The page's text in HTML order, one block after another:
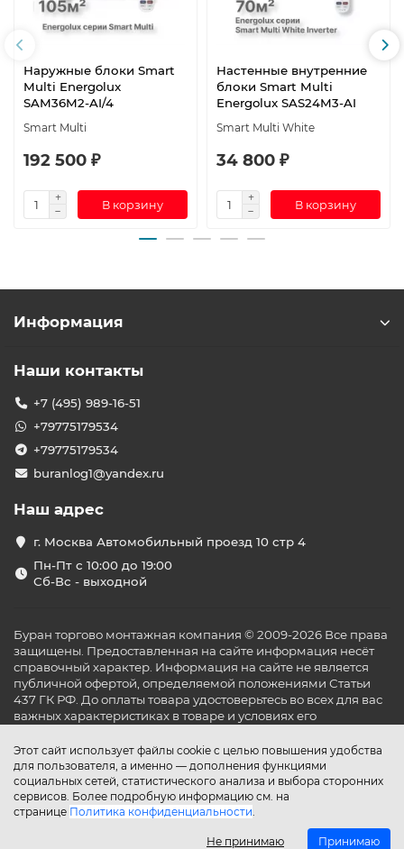
Наружные блоки Smart
Multi Energolux
SAM36M2-AI/4
Smart Multi
192 500 ₽
В корзину
Настенные внутренние
блоки Smart Multi
Energolux SAS24M3-AI
Smart Multi White
34 800 ₽
В корзину
Этот сайт использует файлы cookie с целью повышения удобства
для пользователя, а именно — дополнения функциями
социальных сетей, статистического анализа и выбора сторонних
сервисов. Более подробную информацию см. на
странице Политика конфиденциальности.
Не принимаю Принимаю
Информация
Наши контакты
+7 (495) 989-16-51
+79775179534
+79775179534
buranlog1@yandex.ru
Наш адрес
г. Москва Автомобильный проезд 10 стр 4
Пн-Пт с 10:00 до 19:00
Сб-Вс - выходной
Буран торгово монтажная компания © 2009-2026 Все права
защищены. Предоставленная на сайте информация несёт
справочный характер. Информация на сайте не является
публичной офертой, определяемой положениями Статьи
437 ГК РФ. До оплаты товара удостоверьтесь во всех для вас
важных характеристиках в товаре и условиях его